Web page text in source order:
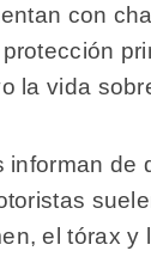
con
la vida
informan de
el tórax y